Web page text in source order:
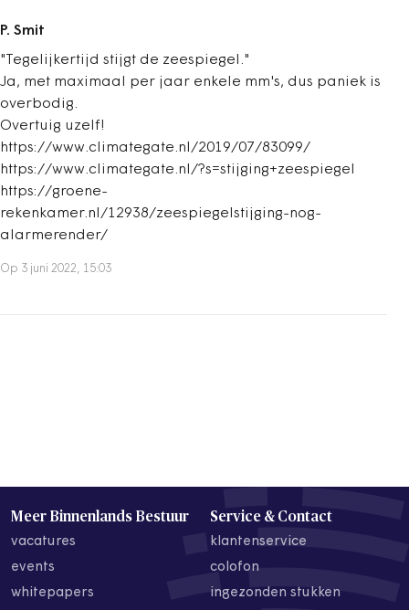
P. Smit
"Tegelijkertijd stijgt de zeespiegel."
Ja, met maximaal per jaar enkele mm's, dus paniek is
overbodig.
Overtuig uzelf!
https://www.climategate.nl/2019/07/83099/
https://www.climategate.nl/?s=stijging+zeespiegel
https://groene-
rekenkamer.nl/12938/zeespiegelstijging-nog-
alarmerender/
Op 3 juni 2022, 15:03
Meer Binnenlands Bestuur
vacatures
events
whitepapers
Service & Contact
klantenservice
colofon
ingezonden stukken